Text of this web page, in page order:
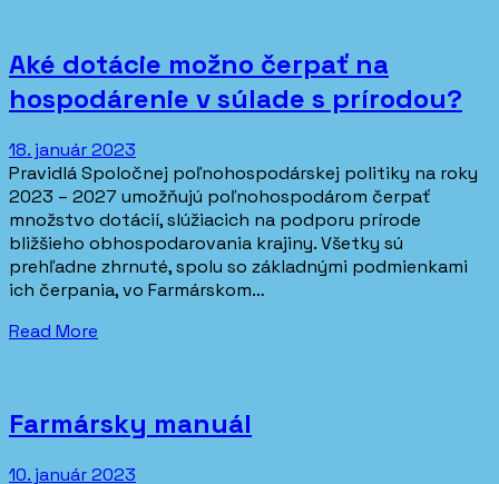
Aké dotácie možno čerpať na
hospodárenie v súlade s prírodou?
18. január 2023
Pravidlá Spoločnej poľnohospodárskej politiky na roky
2023 – 2027 umožňujú poľnohospodárom čerpať
množstvo dotácií, slúžiacich na podporu prírode
bližšieho obhospodarovania krajiny. Všetky sú
prehľadne zhrnuté, spolu so základnými podmienkami
ich čerpania, vo Farmárskom…
Read More
Farmársky manuál
10. január 2023